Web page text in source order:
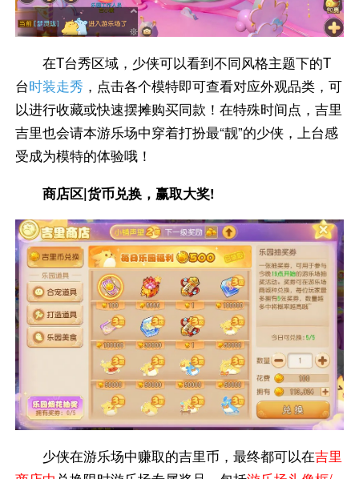
在T台秀区域，少侠可以看到不同风格主题下的T
台时装走秀 ，点击各个模特即可查看对应外观品类，可
以进行收藏或快速摆摊购买同款！在特殊时间点，吉里
吉里也会请本游乐场中穿着打扮最“靓”的少侠，上台感
受成为模特的体验哦！
商店区|货币兑换，赢取大奖!
少侠在游乐场中赚取的吉里币，最终都可以在吉里